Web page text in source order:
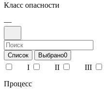
Класс опасности
—
Список Выбрано0
I II III
Процесс